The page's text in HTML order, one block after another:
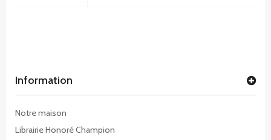
Information
Notre maison
Librairie Honoré Champion